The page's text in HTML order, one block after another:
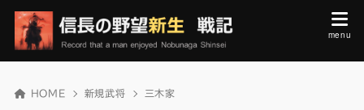
HOME 新規武将 三木家